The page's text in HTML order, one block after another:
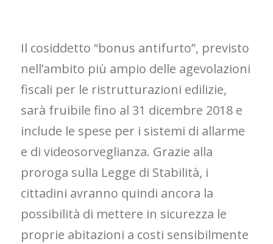
Il cosiddetto “bonus antifurto”, previsto
nell’ambito più ampio delle agevolazioni
fiscali per le ristrutturazioni edilizie,
sarà fruibile fino al 31 dicembre 2018 e
include le spese per i sistemi di allarme
e di videosorveglianza. Grazie alla
proroga sulla Legge di Stabilità, i
cittadini avranno quindi ancora la
possibilità di mettere in sicurezza le
proprie abitazioni a costi sensibilmente